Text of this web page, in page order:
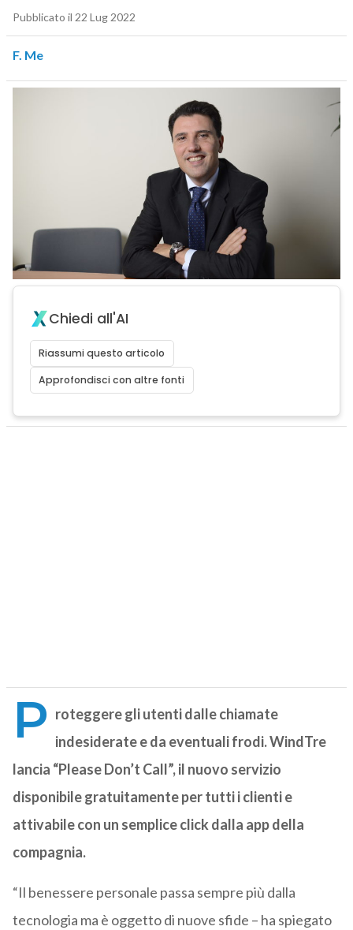
Pubblicato il 22 Lug 2022
F. Me
Chiedi all'AI
Riassumi questo articolo
Approfondisci con altre fonti
P roteggere gli utenti dalle chiamate
indesiderate e da eventuali frodi. WindTre
lancia “Please Don’t Call”, il nuovo servizio
disponibile gratuitamente per tutti i clienti e
attivabile con un semplice click dalla app della
compagnia.
“Il benessere personale passa sempre più dalla
tecnologia ma è oggetto di nuove sfide – ha spiegato